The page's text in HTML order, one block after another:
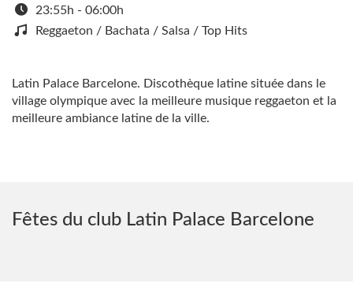
23:55h - 06:00h
Reggaeton / Bachata / Salsa / Top Hits
Latin Palace Barcelone. Discothèque latine située dans le
village olympique avec la meilleure musique reggaeton et la
meilleure ambiance latine de la ville.
Fêtes du club Latin Palace Barcelone